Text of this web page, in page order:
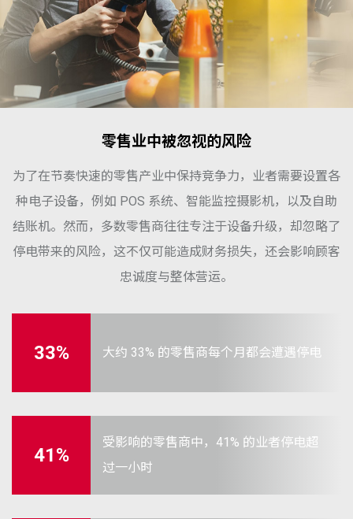
零售业中被忽视的风险
为了在节奏快速的零售产业中保持竞争力，业者需要设置各
种电子设备，例如 POS 系统、智能监控摄影机，以及自助
结账机。然而，多数零售商往往专注于设备升级，却忽略了
停电带来的风险，这不仅可能造成财务损失，还会影响顾客
忠诚度与整体营运。
33% 大约 33% 的零售商每个月都会遭遇停电
41%
受影响的零售商中，41% 的业者停电超
过一小时